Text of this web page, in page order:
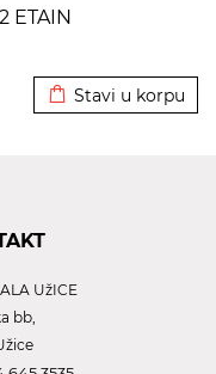
ETAIN
Stavi u korpu
UžICE
bb,